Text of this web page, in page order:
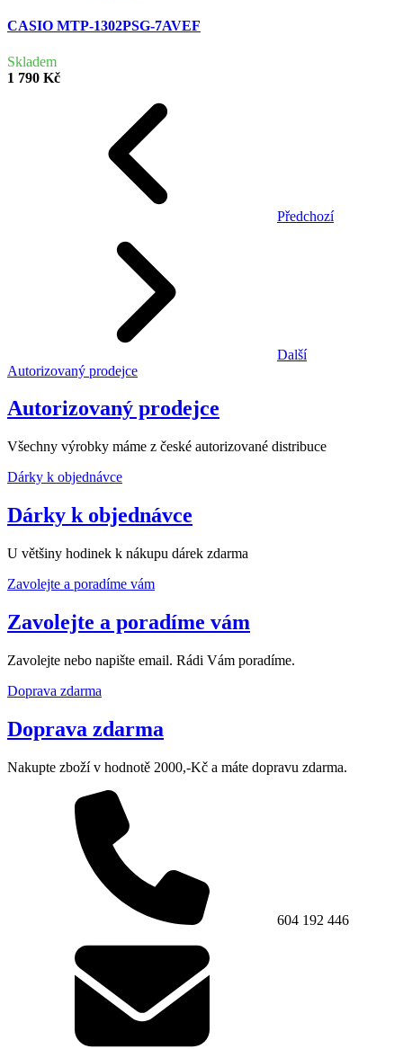
CASIO MTP-1302PSG-7AVEF
Skladem
1 790 Kč
Předchozí
Další
Autorizovaný prodejce
Autorizovaný prodejce
Všechny výrobky máme z české autorizované distribuce
Dárky k objednávce
Dárky k objednávce
U většiny hodinek k nákupu dárek zdarma
Zavolejte a poradíme vám
Zavolejte a poradíme vám
Zavolejte nebo napište email. Rádi Vám poradíme.
Doprava zdarma
Doprava zdarma
Nakupte zboží v hodnotě 2000,-Kč a máte dopravu zdarma.
604 192 446